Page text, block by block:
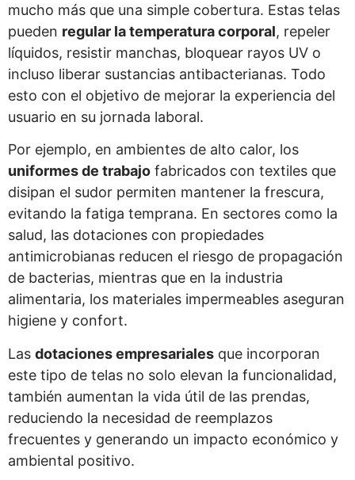
mucho más que una simple cobertura. Estas telas
pueden regular la temperatura corporal, repeler
líquidos, resistir manchas, bloquear rayos UV o
incluso liberar sustancias antibacterianas. Todo
esto con el objetivo de mejorar la experiencia del
usuario en su jornada laboral.
Por ejemplo, en ambientes de alto calor, los
uniformes de trabajo fabricados con textiles que
disipan el sudor permiten mantener la frescura,
evitando la fatiga temprana. En sectores como la
salud, las dotaciones con propiedades
antimicrobianas reducen el riesgo de propagación
de bacterias, mientras que en la industria
alimentaria, los materiales impermeables aseguran
higiene y confort.
Las dotaciones empresariales que incorporan
este tipo de telas no solo elevan la funcionalidad,
también aumentan la vida útil de las prendas,
reduciendo la necesidad de reemplazos
frecuentes y generando un impacto económico y
ambiental positivo.